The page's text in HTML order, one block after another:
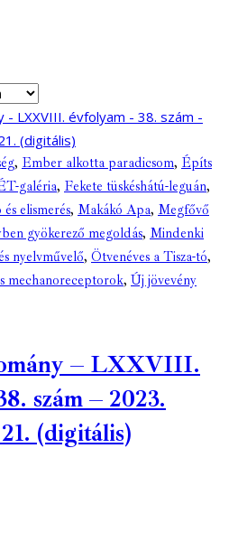
, Ember alkotta paradicsom, Építs
galéria, Fekete tüskéshátú-leguán,
elismerés, Makákó Apa, Megfővő
gyökerező megoldás, Mindenki
nyelvművelő, Ötvenéves a Tisza-tó,
mechanoreceptorok, Új jövevény
– LXXVIII.
szám – 2023.
(digitális)